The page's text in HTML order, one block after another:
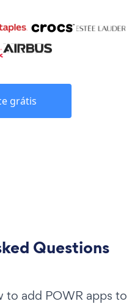
grátis
Questions
to add POWR apps to